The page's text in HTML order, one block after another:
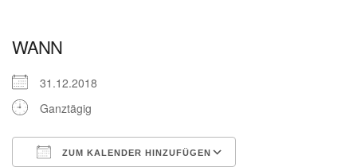
WANN
31.12.2018
Ganztägig
ZUM KALENDER HINZUFÜGEN